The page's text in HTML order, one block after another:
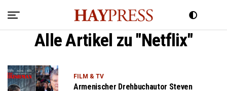
Alle Artikel zu "Netflix"
FILM & TV
Armenischer Drehbuchautor Steven